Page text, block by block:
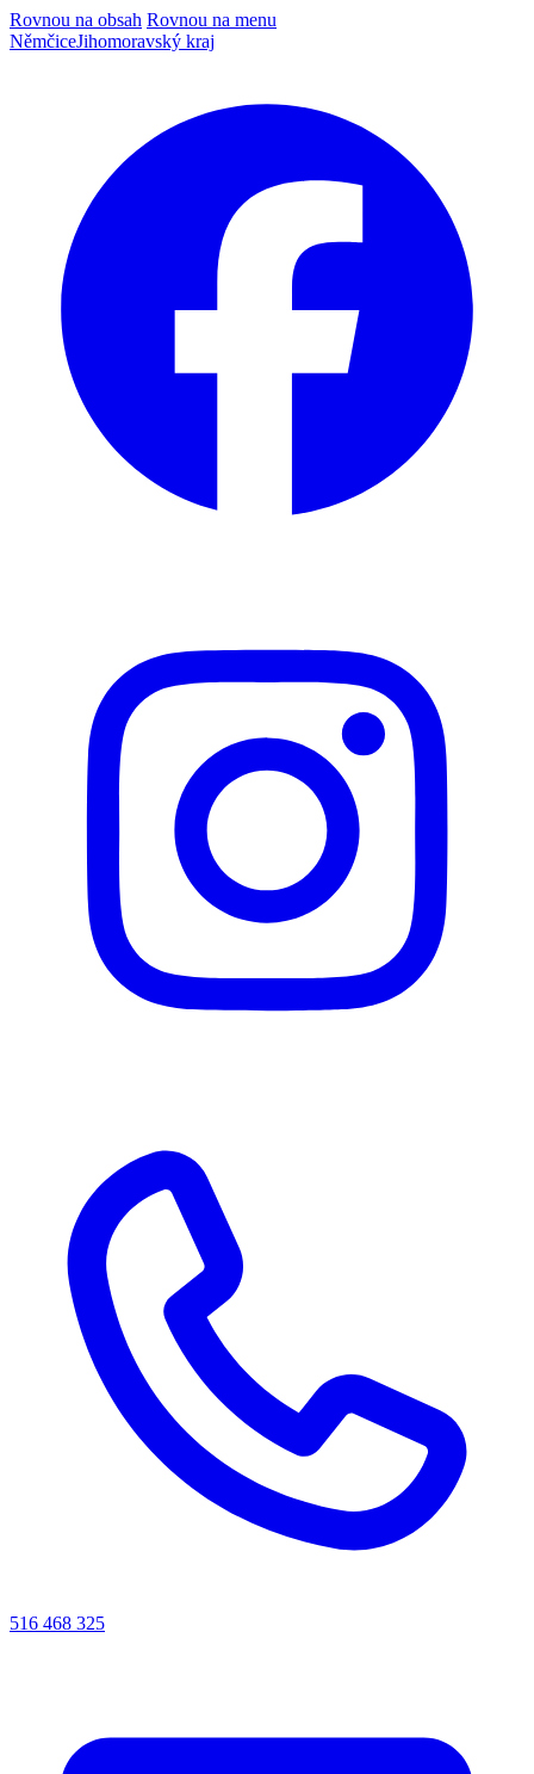
Rovnou na obsah Rovnou na menu
NěmčiceJihomoravský kraj
516 468 325